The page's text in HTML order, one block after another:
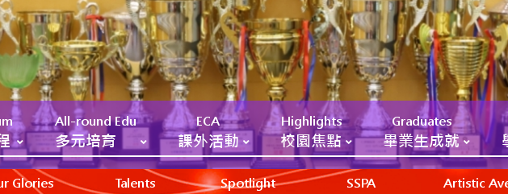
All-round Edu
多元培育
ECA
課外活動
Highlights
校園焦點
Graduates
畢業生成就
Glories Talents Spotlight SSPA Artistic